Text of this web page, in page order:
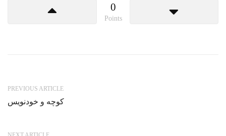
0
Points
PREVIOUS ARTICLE
کوچه و خودنویس